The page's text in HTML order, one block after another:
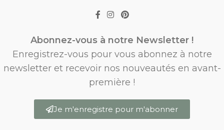
Abonnez-vous à notre Newsletter !
Enregistrez-vous pour vous abonnez à notre
newsletter et recevoir nos nouveautés en avant-
première !
Je m'enregistre pour m'abonner